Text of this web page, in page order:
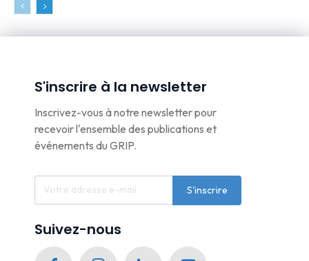
S'inscrire à la newsletter
Inscrivez-vous à notre newsletter pour
recevoir l'ensemble des publications et
événements du GRIP.
S'inscrire
Suivez-nous